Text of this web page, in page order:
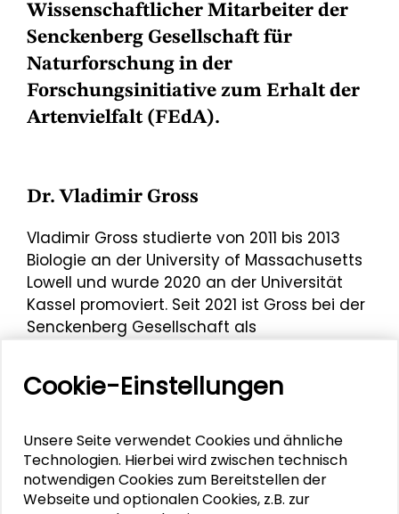
Wissenschaftlicher Mitarbeiter der
Senckenberg Gesellschaft für
Naturforschung in der
Forschungsinitiative zum Erhalt der
Artenvielfalt (FEdA).
Dr. Vladimir Gross
Vladimir Gross studierte von 2011 bis 2013
Biologie an der University of Massachusetts
Lowell und wurde 2020 an der Universität
Kassel promoviert. Seit 2021 ist Gross bei der
Senckenberg Gesellschaft als
Koordinationsstelle BMBF-
Forschungsinitiative zum Erhalt der
Am 14. Juni 2023 wirkte er bei der Gestaltung
desWorkshops "Öffentliche und gewerbliche
Flächen biodivers und klimangepasst
Cookie-Einstellungen
Unsere Seite verwendet Cookies und ähnliche
Technologien. Hierbei wird zwischen technisch
notwendigen Cookies zum Bereitstellen der
Webseite und optionalen Cookies, z.B. zur